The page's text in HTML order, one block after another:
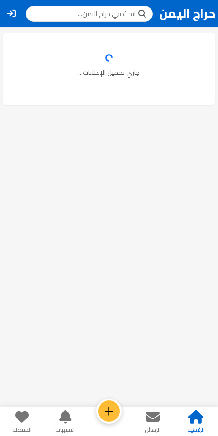
حراج اليمن
جاري تحميل الإعلانات...
الرئيسية الرسائل التنبيهات المفضلة